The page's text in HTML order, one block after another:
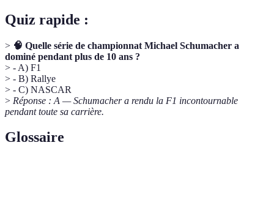
Quiz rapide :
> 🧠 Quelle série de championnat Michael Schumacher a
dominé pendant plus de 10 ans ?
> - A) F1
> - B) Rallye
> - C) NASCAR
> Réponse : A — Schumacher a rendu la F1 incontournable
pendant toute sa carrière.
Glossaire